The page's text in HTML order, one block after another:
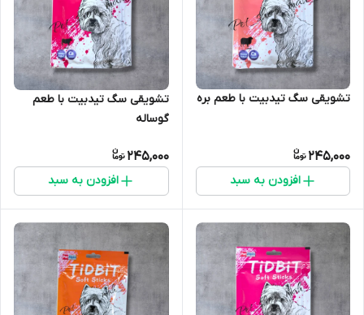
تشویقی سگ تیدبیت با طعم بره
245,000
افزودن به سبد
تشویقی سگ تیدبیت با طعم
گوساله
245,000
افزودن به سبد